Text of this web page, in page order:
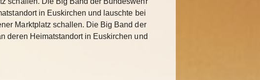
in Euskirchen und lauschte bei
Marktplatz schallen. Die Big Band der
deren Heimatstandort in Euskirchen und